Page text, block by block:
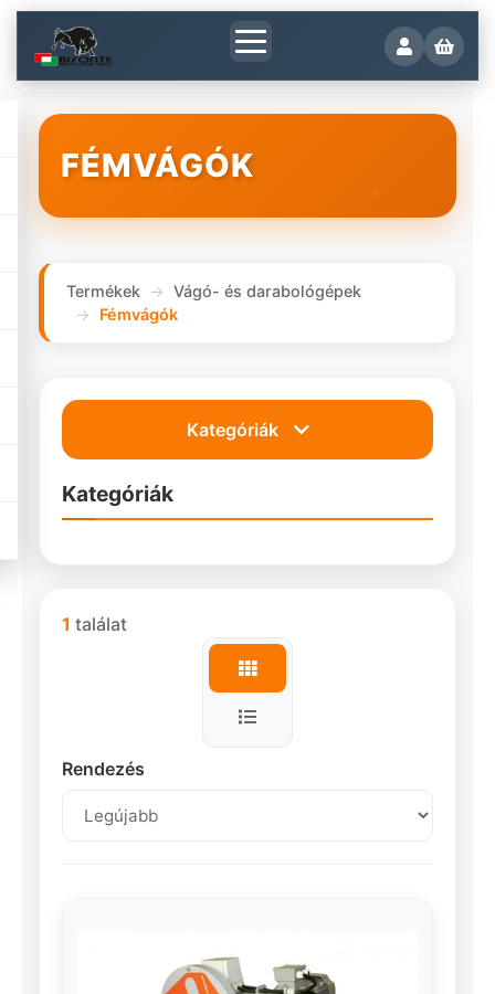
FÉMVÁGÓK
Termékek
Vágó- és darabológépek
Fémvágók
Kategóriák
Kategóriák
1 találat
Rendezés